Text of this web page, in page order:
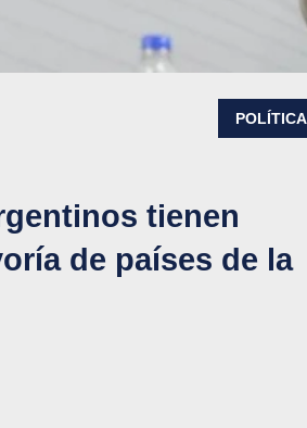
POLÍTICA
tienen
de países de la